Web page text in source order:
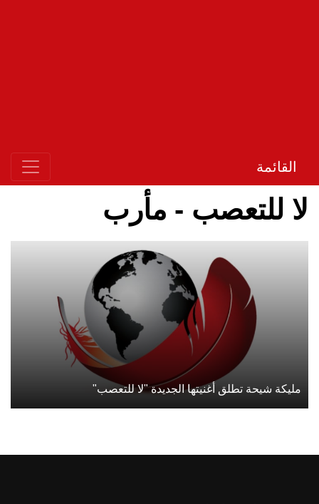
القائمة
لا للتعصب - مأرب
مليكة شيحة تطلق أغنيتها الجديدة "لا للتعصب"